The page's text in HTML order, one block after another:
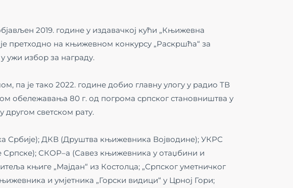
2019. године у издавачкој кући „Књижевна
претходно на књижевном конкурсу „Раскршћа“ за
ужи избор за награду.
па је тако 2022. године добио главну улогу у радио ТВ
обележавања 80 г. од погрома српског становништва у
светском рату.
Србије); ДКВ (Друштва књижевника Војводине); УКРС
СКОР–а (Савез књижевника у отаџбини и
књиге „Мајдан“ из Костолца; „Српског уметничког
и умјетника „Горски видици“ у Црној Гори;